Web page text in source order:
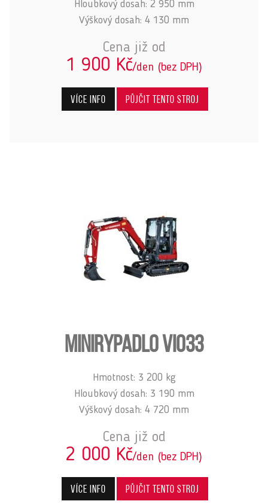
Hloubkový dosah: 2 950 mm
Výškový dosah: 4 130 mm
Cena již od
1 900 Kč/den (bez DPH)
Více info Půjčit tento stroj
MINIRYPADLO VIO33
Hmotnost: 3 200 kg
Hloubkový dosah: 3 190 mm
Výškový dosah: 4 720 mm
Cena již od
2 000 Kč/den (bez DPH)
Více info Půjčit tento stroj